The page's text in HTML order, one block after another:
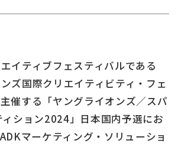
イティブフェスティバルである
ンズ国際クリエイティビティ・フェ
催する「ヤングライオンズ／スパ
ィション2024」日本国内予選にお
マーケティング・ソリューショ